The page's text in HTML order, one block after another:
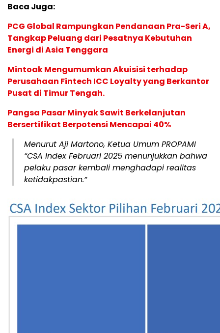
Baca Juga:
PCG Global Rampungkan Pendanaan Pra-Seri A,
Tangkap Peluang dari Pesatnya Kebutuhan
Energi di Asia Tenggara
Mintoak Mengumumkan Akuisisi terhadap
Perusahaan Fintech ICC Loyalty yang Berkantor
Pusat di Timur Tengah.
Pangsa Pasar Minyak Sawit Berkelanjutan
Bersertifikat Berpotensi Mencapai 40%
Menurut Aji Martono, Ketua Umum PROPAMI
“CSA Index Februari 2025 menunjukkan bahwa
pelaku pasar kembali menghadapi realitas
ketidakpastian.”